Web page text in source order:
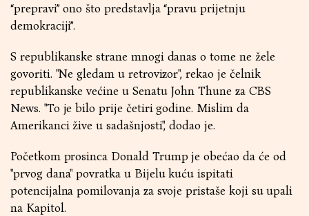
“prepravi” ono što predstavlja “pravu prijetnju
demokraciji”.
S republikanske strane mnogi danas o tome ne žele
govoriti. "Ne gledam u retrovizor", rekao je čelnik
republikanske većine u Senatu John Thune za CBS
News. "To je bilo prije četiri godine. Mislim da
Amerikanci žive u sadašnjosti", dodao je.
Početkom prosinca Donald Trump je obećao da će od
"prvog dana" povratka u Bijelu kuću ispitati
potencijalna pomilovanja za svoje pristaše koji su upali
na Kapitol.